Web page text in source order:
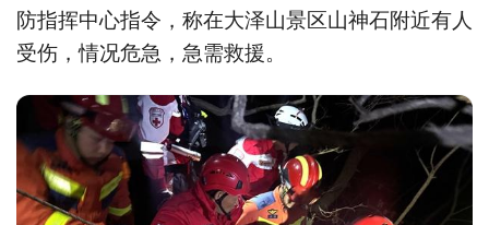
防指挥中心指令，称在大泽山景区山神石附近有人
受伤，情况危急，急需救援。